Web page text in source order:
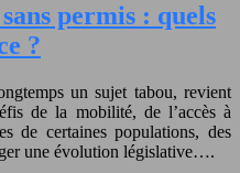
permis : quels
?
un sujet tabou, revient
de la mobilité, de l’accès à
de certaines populations, des
une évolution législative….